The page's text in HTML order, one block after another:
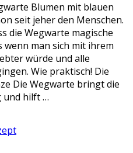
Blumen mit blauen
seit jeher den Menschen.
die Wegwarte magische
wenn man sich mit ihrem
würde und alle
Wie praktisch! Die
Die Wegwarte bringt die
und hilft …